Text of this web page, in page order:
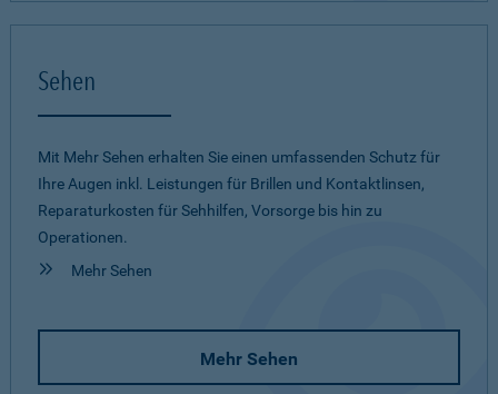
Sehen
Mit Mehr Sehen erhalten Sie einen umfassenden Schutz für
Ihre Augen inkl. Leistungen für Brillen und Kontaktlinsen,
Reparaturkosten für Sehhilfen, Vorsorge bis hin zu
Operationen.
Mehr Sehen
Mehr Sehen